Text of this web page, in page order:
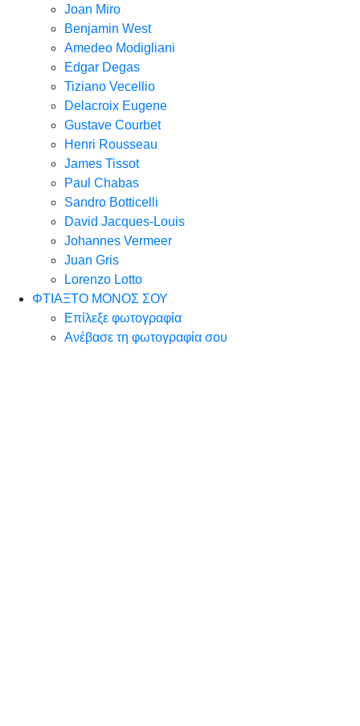
Joan Miro
Benjamin West
Amedeo Modigliani
Edgar Degas
Tiziano Vecellio
Delacroix Eugene
Gustave Courbet
Henri Rousseau
James Tissot
Paul Chabas
Sandro Botticelli
David Jacques-Louis
Johannes Vermeer
Juan Gris
Lorenzo Lotto
ΦΤΙΑΞΤΟ ΜΟΝΟΣ ΣΟΥ
Επίλεξε φωτογραφία
Ανέβασε τη φωτογραφία σου